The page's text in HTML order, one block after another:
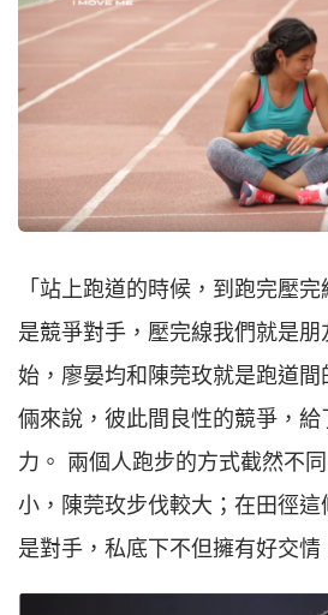
「站上跑道的時候，到跑完壓
是競爭對手，壓完線我們就是朋
始，廖晏均和陳莞玫就是跑道間
倆來說，彼此間良性的競爭，
力。 兩個人跑步的方式截然不
小，陳莞玫步伐較大；在田徑這
是對手，私底下不但擁有好交情